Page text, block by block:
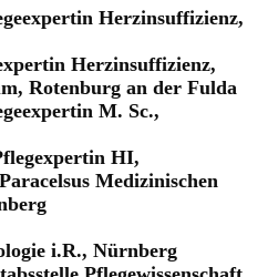
Herzinsuffizienz,
Herzinsuffizienz,
Rotenburg an der Fulda
M. Sc.,
HI,
Medizinischen
i.R., Nürnberg